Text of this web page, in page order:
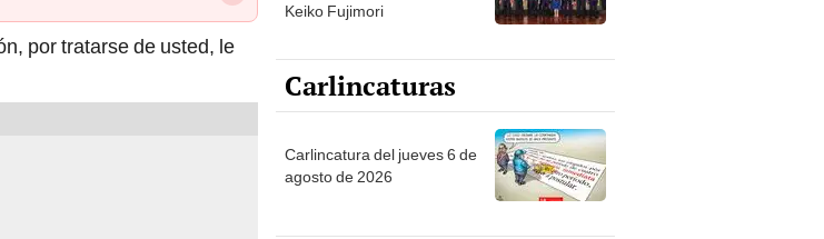
por tratarse de usted, le
Keiko Fujimori
Carlincaturas
Carlincatura del jueves 6 de
agosto de 2026